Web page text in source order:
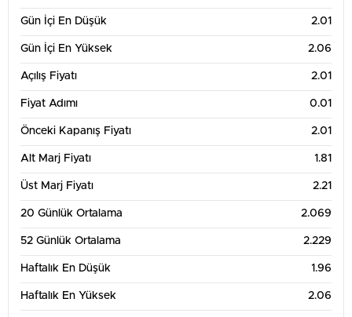
13. Tem 20. Tem 27. Tem 3. Ağu
1.9
2
2.1
2.25
2.5
2.75
Gün İçi En Düşük 2.01
Gün İçi En Yüksek 2.06
Açılış Fiyatı 2.01
Fiyat Adımı 0.01
Önceki Kapanış Fiyatı 2.01
Alt Marj Fiyatı 1.81
Üst Marj Fiyatı 2.21
20 Günlük Ortalama 2.069
52 Günlük Ortalama 2.229
Haftalık En Düşük 1.96
Haftalık En Yüksek 2.06